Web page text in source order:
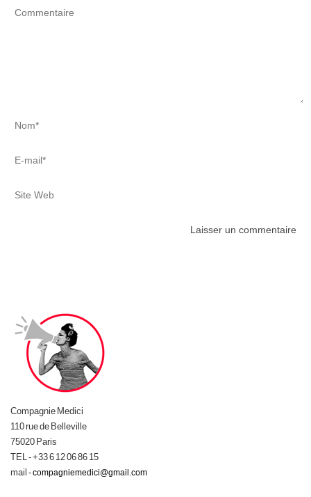
Compagnie Medici
110 rue de Belleville
75020 Paris
TEL - +33 6 12 06 86 15
mail -compagniemedici@gmail.com